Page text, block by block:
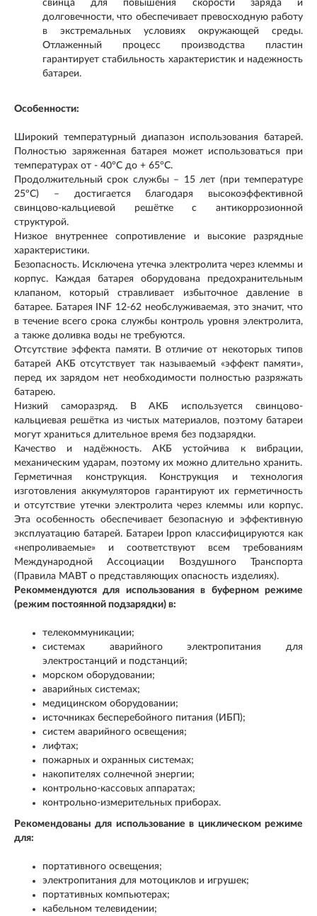
свинца для повышения скорости заряда и
долговечности, что обеспечивает превосходную работу
в экстремальных условиях окружающей среды.
Отлаженный процесс производства пластин
гарантирует стабильность характеристик и надежность
батареи.
Особенности:
Широкий температурный диапазон использования батарей.
Полностью заряженная батарея может использоваться при
температурах от - 40°С до + 65°С.
Продолжительный срок службы – 15 лет (при температуре
25ºС) – достигается благодаря высокоэффективной
свинцово-кальциевой решётке с антикоррозионной
структурой.
Низкое внутреннее сопротивление и высокие разрядные
характеристики.
Безопасность. Исключена утечка электролита через клеммы и
корпус. Каждая батарея оборудована предохранительным
клапаном, который стравливает избыточное давление в
батарее. Батарея INF 12-62 необслуживаемая, это значит, что
в течение всего срока службы контроль уровня электролита,
а также доливка воды не требуются.
Отсутствие эффекта памяти. В отличие от некоторых типов
батарей АКБ отсутствует так называемый «эффект памяти»,
перед их зарядом нет необходимости полностью разряжать
батарею.
Низкий саморазряд. В АКБ используется свинцово-
кальциевая решётка из чистых материалов, поэтому батареи
могут храниться длительное время без подзарядки.
Качество и надёжность. АКБ устойчива к вибрации,
механическим ударам, поэтому их можно длительно хранить.
Герметичная конструкция. Конструкция и технология
изготовления аккумуляторов гарантируют их герметичность
и отсутствие утечки электролита через клеммы или корпус.
Эта особенность обеспечивает безопасную и эффективную
эксплуатацию батарей. Батареи Ippon классифицируются как
«непроливаемые» и соответствуют всем требованиям
Международной Ассоциации Воздушного Транспорта
(Правила МАВТ о представляющих опасность изделиях).
Рекоммендуются для использования в буферном режиме
(режим постоянной подзарядки) в:
телекоммуникации;
системах аварийного электропитания для
электростанций и подстанций;
морском оборудовании;
аварийных системах;
медицинском оборудовании;
источниках бесперебойного питания (ИБП);
систем аварийного освещения;
лифтах;
пожарных и охранных системах;
накопителях солнечной энергии;
контрольно-кассовых аппаратах;
контрольно-измерительных приборах.
Рекомендованы для использование в циклическом режиме
для:
портативного освещения;
электропитания для мотоциклов и игрушек;
портативных компьютерах;
кабельном телевидении;